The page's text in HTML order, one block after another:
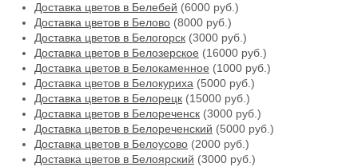
Доставка цветов в Белебей (6000 руб.)
Доставка цветов в Белово (8000 руб.)
Доставка цветов в Белогорск (3000 руб.)
Доставка цветов в Белозерское (16000 руб.)
Доставка цветов в Белокаменное (1000 руб.)
Доставка цветов в Белокуриха (5000 руб.)
Доставка цветов в Белорецк (15000 руб.)
Доставка цветов в Белореченск (3000 руб.)
Доставка цветов в Белореченский (5000 руб.)
Доставка цветов в Белоусово (2000 руб.)
Доставка цветов в Белоярский (3000 руб.)